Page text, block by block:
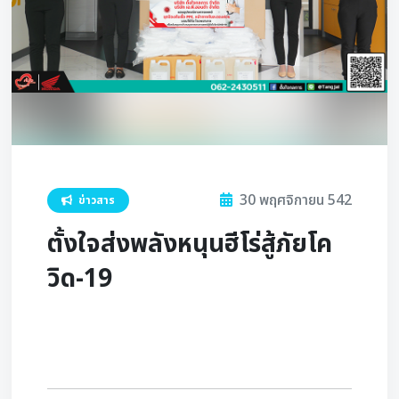
ข่าวสาร 30 พฤศจิกายน 542
ตั้งใจส่งพลังหนุนฮีโร่สู้ภัยโค
วิด-19